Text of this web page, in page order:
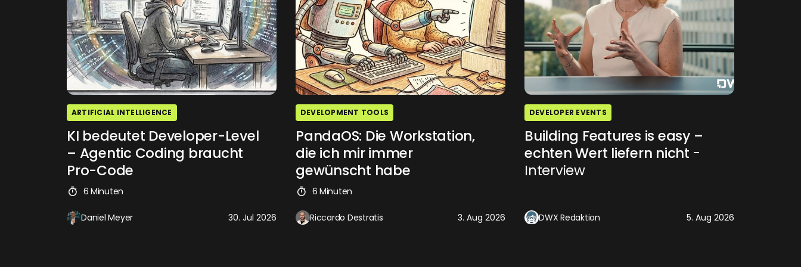
ARTIFICIAL INTELLIGENCE
KI bedeutet Developer-Level
– Agentic Coding braucht
Pro-Code
6 Minuten
Daniel Meyer 30. Jul 2026
DEVELOPMENT TOOLS
PandaOS: Die Workstation,
die ich mir immer
gewünscht habe
6 Minuten
Riccardo Destratis 3. Aug 2026
DEVELOPER EVENTS
Building Features is easy –
echten Wert liefern nicht -
Interview
DWX Redaktion 5. Aug 2026